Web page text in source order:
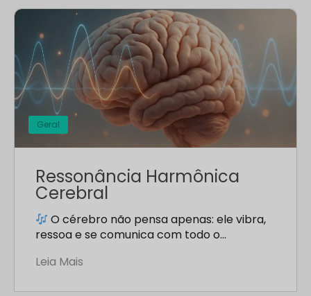
Geral
Ressonância Harmônica
Cerebral
O cérebro não pensa apenas: ele vibra,
ressoa e se comunica com todo o…
Leia Mais